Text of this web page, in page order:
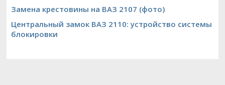
Замена крестовины на ВАЗ 2107 (фото)
Центральный замок ВАЗ 2110: устройство системы
блокировки